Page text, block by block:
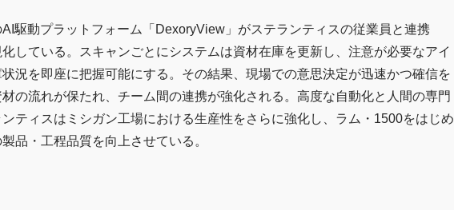
駆動プラットフォーム「DexoryView」がステランティスの従業員と連携
している。スキャンごとにシステムは資材在庫を更新し、注意が必要なアイ
況を即座に把握可能にする。その結果、現場での意思決定が迅速かつ確信を
の流れが保たれ、チーム間の連携が強化される。高度な自動化と人間の専門
ティスはミシガン工場における生産性をさらに強化し、ラム・1500をはじめ
品・工程品質を向上させている。